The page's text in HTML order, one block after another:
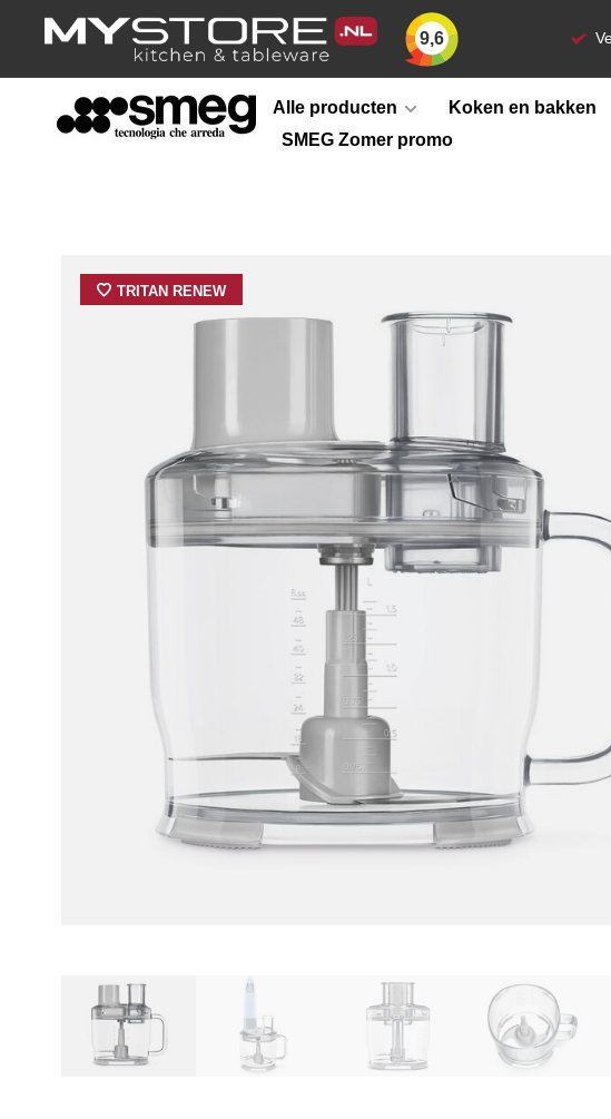
9,6
Alle producten Koken en bakken
SMEG Zomer promo
TRITAN RENEW